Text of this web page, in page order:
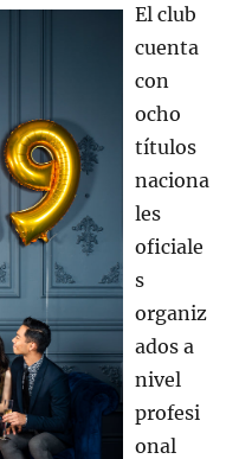
El club
cuenta
con
ocho
títulos
naciona
les
oficiale
s
organiz
ados a
nivel
profesi
onal